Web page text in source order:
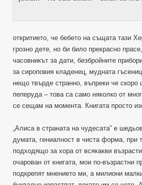
откритието, че бебето на същата тази
грозно дете, но би било прекрасно
часовникът за дати, безбройните
за сироповия кладенец, мудната
нещо твърде странно, въпреки че
пеперуда – това са само няколко от
се сещам на момента. Книгата просто
„Алиса в страната на чудесата” е
думата, гениалност в чиста форма, при
подходящо за хора от всякакви
очарован от книгата, мои по-възрастни
подкрепят мнението ми, а милиони